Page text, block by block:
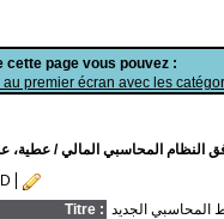
cette page vous pouvez :
premier écran avec les
النظام المحاسبي المالي/ عطية،
Titre : المحاسبي الجديد